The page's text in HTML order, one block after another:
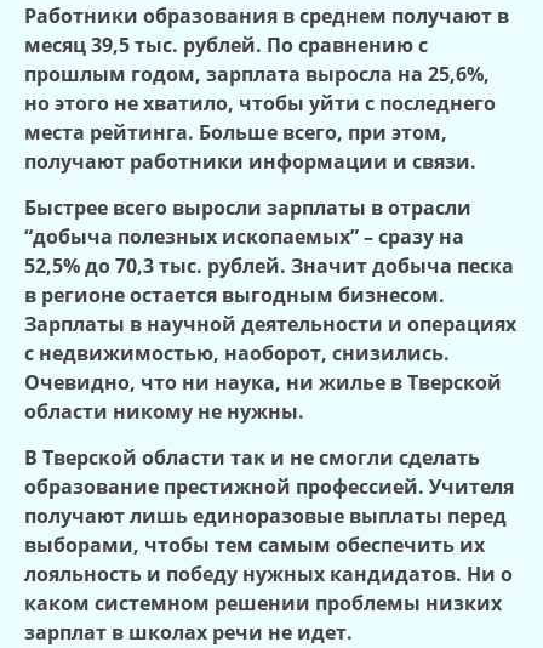
Работники образования в среднем получают в
месяц 39,5 тыс. рублей. По сравнению с
прошлым годом, зарплата выросла на 25,6%,
но этого не хватило, чтобы уйти с последнего
места рейтинга. Больше всего, при этом,
получают работники информации и связи.
Быстрее всего выросли зарплаты в отрасли
“добыча полезных ископаемых” – сразу на
52,5% до 70,3 тыс. рублей. Значит добыча песка
в регионе остается выгодным бизнесом.
Зарплаты в научной деятельности и операциях
с недвижимостью, наоборот, снизились.
Очевидно, что ни наука, ни жилье в Тверской
области никому не нужны.
В Тверской области так и не смогли сделать
образование престижной профессией. Учителя
получают лишь единоразовые выплаты перед
выборами, чтобы тем самым обеспечить их
лояльность и победу нужных кандидатов. Ни о
каком системном решении проблемы низких
зарплат в школах речи не идет.